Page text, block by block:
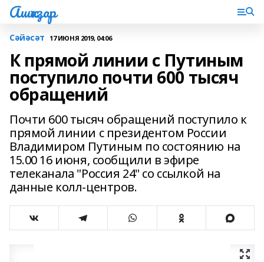
Ашҡаҙар
Сәйәсәт 17 ИЮНЯ 2019, 04:06
К прямой линии с Путиным
поступило почти 600 тысяч
обращений
Почти 600 тысяч обращений поступило к
прямой линии с президентом России
Владимиром Путиным по состоянию на
15.00 16 июня, сообщили в эфире
телеканала "Россия 24" со ссылкой на
данные колл-центров.